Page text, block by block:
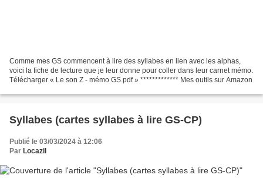
Comme mes GS commencent à lire des syllabes en lien avec les alphas,
voici la fiche de lecture que je leur donne pour coller dans leur carnet mémo.
Télécharger « Le son Z - mémo GS.pdf » ************* Mes outils sur Amazon
Syllabes (cartes syllabes à lire GS-CP)
Publié le 03/03/2024 à 12:06
Par Locazil